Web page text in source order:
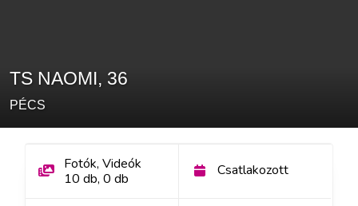
TS NAOMI, 36
PÉCS
Fotók, Videók
10 db, 0 db Csatlakozott